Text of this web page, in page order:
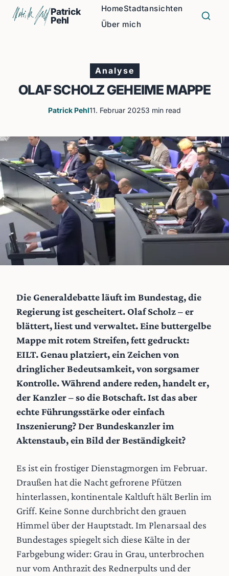
Patrick
Pehl
HomeStadtansichten
Über mich
Analyse
OLAF SCHOLZ GEHEIME MAPPE
Patrick Pehl11. Februar 20253 min read
Die Generaldebatte läuft im Bundestag, die
Regierung ist gescheitert. Olaf Scholz – er
blättert, liest und verwaltet. Eine buttergelbe
Mappe mit rotem Streifen, fett gedruckt:
EILT. Genau platziert, ein Zeichen von
dringlicher Bedeutsamkeit, von sorgsamer
Kontrolle. Während andere reden, handelt er,
der Kanzler – so die Botschaft. Ist das aber
echte Führungsstärke oder einfach
Inszenierung? Der Bundeskanzler im
Aktenstaub, ein Bild der Beständigkeit?
Es ist ein frostiger Dienstagmorgen im Februar.
Draußen hat die Nacht gefrorene Pfützen
hinterlassen, kontinentale Kaltluft hält Berlin im
Griff. Keine Sonne durchbricht den grauen
Himmel über der Hauptstadt. Im Plenarsaal des
Bundestages spiegelt sich diese Kälte in der
Farbgebung wider: Grau in Grau, unterbrochen
nur vom Anthrazit des Rednerpults und der